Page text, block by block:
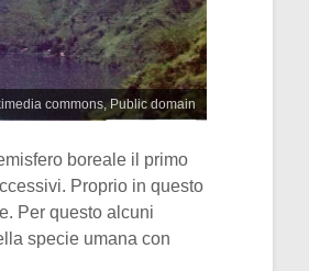
commons, Public domain
boreale il primo
Proprio in questo
Per questo alcuni
specie umana con